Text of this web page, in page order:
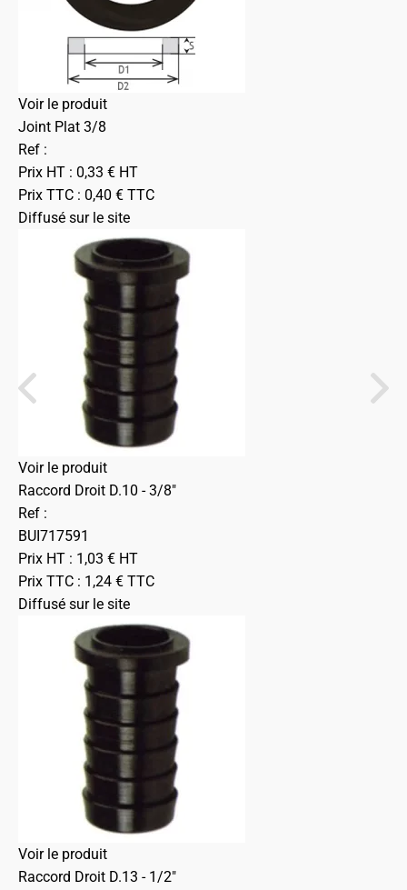
Voir le produit
Joint Plat 3/8
Ref :
Prix HT : 0,33 € HT
Prix TTC : 0,40 € TTC
Diffusé sur le site
Voir le produit
Raccord Droit D.10 - 3/8"
Ref :
BUI717591
Prix HT : 1,03 € HT
Prix TTC : 1,24 € TTC
Diffusé sur le site
Voir le produit
Raccord Droit D.13 - 1/2"